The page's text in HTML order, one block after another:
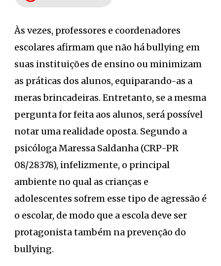
Às vezes, professores e coordenadores
escolares afirmam que não há bullying em
suas instituições de ensino ou minimizam
as práticas dos alunos, equiparando-as a
meras brincadeiras. Entretanto, se a mesma
pergunta for feita aos alunos, será possível
notar uma realidade oposta. Segundo a
psicóloga Maressa Saldanha (CRP-PR
08/28378), infelizmente, o principal
ambiente no qual as crianças e
adolescentes sofrem esse tipo de agressão é
o escolar, de modo que a escola deve ser
protagonista também na prevenção do
bullying.